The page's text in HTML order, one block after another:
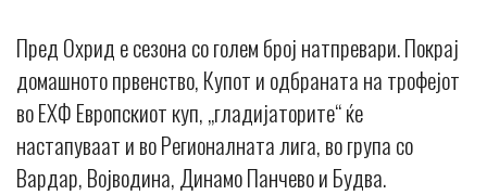
Пред Охрид е сезона со голем број натпревари. Покрај
домашното првенство, Купот и одбраната на трофејот
во ЕХФ Европскиот куп, „гладијаторите“ ќе
настапуваат и во Регионалната лига, во група со
Вардар, Војводина, Динамо Панчево и Будва.